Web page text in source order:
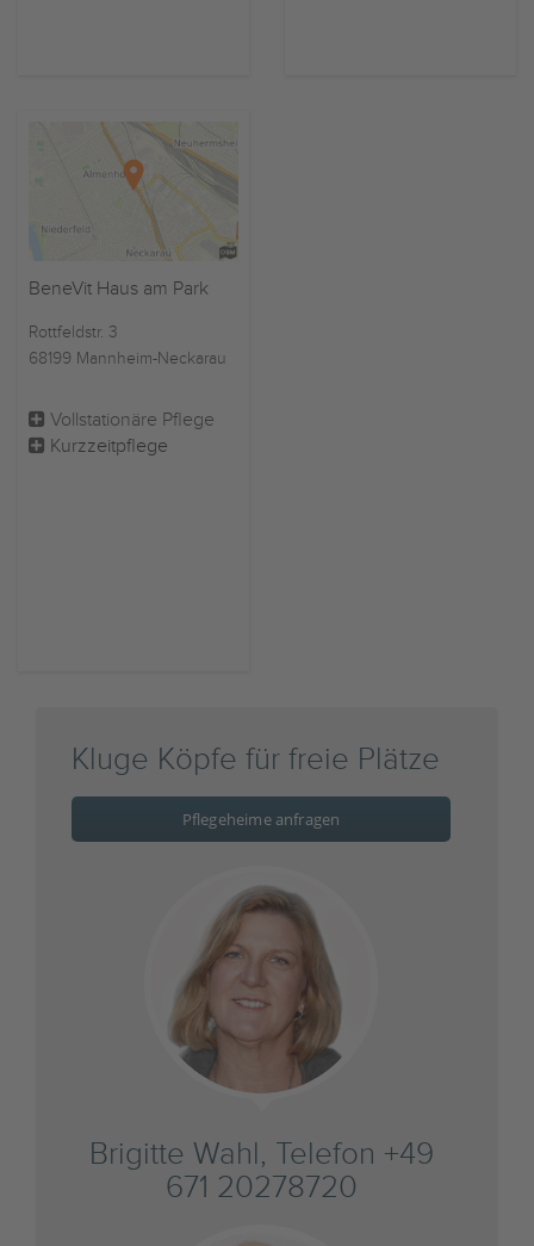
BeneVit Haus am Park
Rottfeldstr. 3
68199 Mannheim-Neckarau
Vollstationäre Pflege
Kurzzeitpflege
Kluge Köpfe für freie Plätze
Pflegeheime anfragen
Brigitte Wahl, Telefon +49
671 20278720